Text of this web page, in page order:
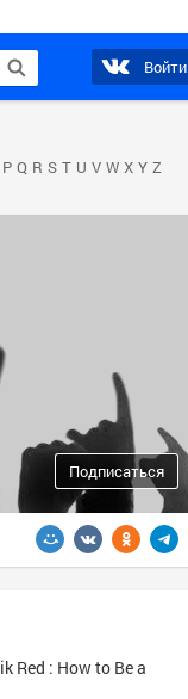
Войти
P Q R S T U V W X Y Z
Подписаться
Red : How to Be a